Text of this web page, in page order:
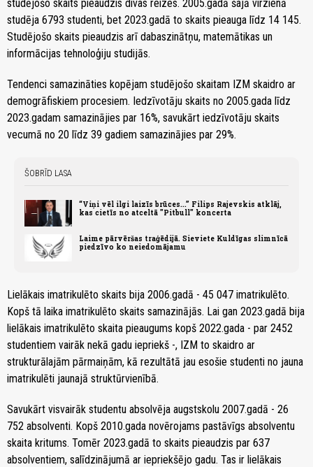
studējošo skaits pieaudzis divas reizes. 2005.gadā šajā virzienā
studēja 6793 studenti, bet 2023.gadā to skaits pieauga līdz 14 145.
Studējošo skaits pieaudzis arī dabaszinātņu, matemātikas un
informācijas tehnoloģiju studijās.
Tendenci samazināties kopējam studējošo skaitam IZM skaidro ar
demogrāfiskiem procesiem. Iedzīvotāju skaits no 2005.gada līdz
2023.gadam samazinājies par 16%, savukārt iedzīvotāju skaits
vecumā no 20 līdz 39 gadiem samazinājies par 29%.
ŠOBRĪD LASA
“Viņi vēl ilgi laizīs brūces...” Filips Rajevskis atklāj,
kas cietīs no atceltā "Pitbull" koncerta
Laime pārvēršas traģēdijā. Sieviete Kuldīgas slimnīcā
piedzīvo ko neiedomājamu
Lielākais imatrikulēto skaits bija 2006.gadā - 45 047 imatrikulēto.
Kopš tā laika imatrikulēto skaits samazinājās. Lai gan 2023.gadā bija
lielākais imatrikulēto skaita pieaugums kopš 2022.gada - par 2452
studentiem vairāk nekā gadu iepriekš -, IZM to skaidro ar
strukturālajām pārmaiņām, kā rezultātā jau esošie studenti no jauna
imatrikulēti jaunajā struktūrvienībā.
Savukārt visvairāk studentu absolvēja augstskolu 2007.gadā - 26
752 absolventi. Kopš 2010.gada novērojams pastāvīgs absolventu
skaita kritums. Tomēr 2023.gadā to skaits pieaudzis par 637
absolventiem, salīdzinājumā ar iepriekšējo gadu. Tas ir lielākais